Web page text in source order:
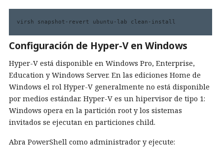
virsh snapshot-revert ubuntu-lab clean-install
Configuración de Hyper-V en Windows
Hyper-V está disponible en Windows Pro, Enterprise,
Education y Windows Server. En las ediciones Home de
Windows el rol Hyper-V generalmente no está disponible
por medios estándar. Hyper-V es un hipervisor de tipo 1:
Windows opera en la partición root y los sistemas
invitados se ejecutan en particiones child.
Abra PowerShell como administrador y ejecute: